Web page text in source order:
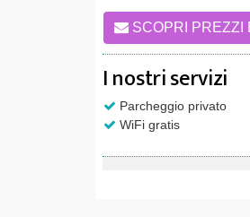
SCOPRI PREZZI
I nostri servizi
Parcheggio privato
WiFi gratis